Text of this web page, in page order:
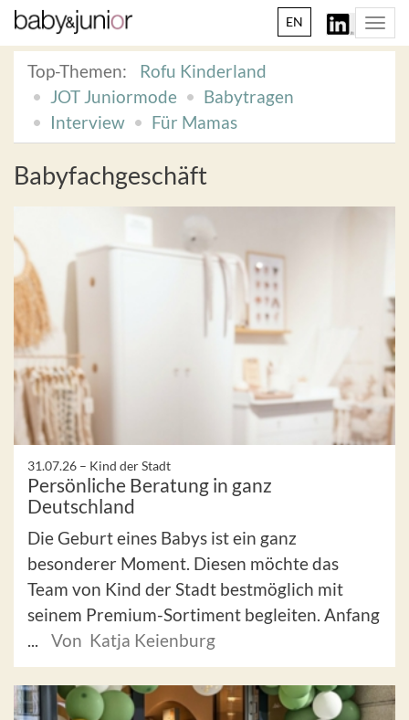
EN
Top-Themen:
Rofu Kinderland
JOT Juniormode
Babytragen
Interview
Für Mamas
Babyfachgeschäft
31.07.26 – Kind der Stadt
Persönliche Beratung in ganz
Deutschland
Die Geburt eines Babys ist ein ganz
besonderer Moment. Diesen möchte das
Team von Kind der Stadt bestmöglich mit
seinem Premium-Sortiment begleiten. Anfang
...
Von Katja Keienburg